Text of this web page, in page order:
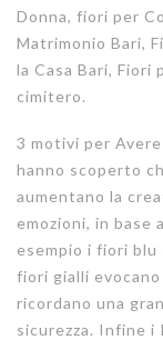
Donna, fiori per
Matrimonio Bari,
la Casa Bari, Fiori
cimitero.
3 motivi per
hanno scoperto
aumentano la
emozioni, in base
esempio i fiori
fiori gialli
ricordano una
sicurezza. Infine i